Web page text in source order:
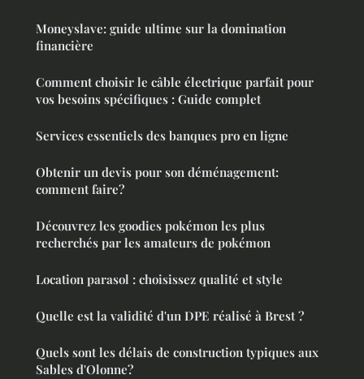
Moneyslave: guide ultime sur la domination
financière
Comment choisir le câble électrique parfait pour
vos besoins spécifiques : Guide complet
Services essentiels des banques pro en ligne
Obtenir un devis pour son déménagement:
comment faire?
Découvrez les goodies pokémon les plus
recherchés par les amateurs de pokémon
Location parasol : choisissez qualité et style
Quelle est la validité d'un DPE réalisé à Brest ?
Quels sont les délais de construction typiques aux
Sables d'Olonne?